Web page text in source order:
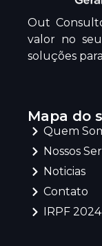
Out
valor no
soluções
Mapa do
Quem
Nossos
Noticias
Contato
IRPF 2024